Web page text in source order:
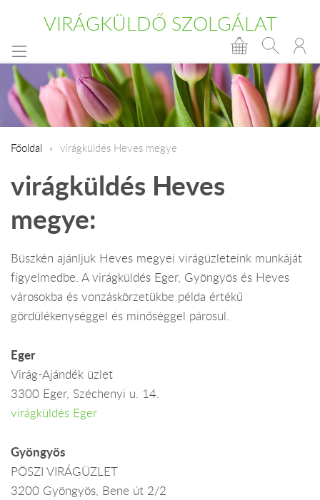
VIRÁGKÜLDŐ SZOLGÁLAT
Főoldal virágküldés Heves megye
virágküldés Heves
megye:
Büszkén ajánljuk Heves megyei virágüzleteink munkáját
figyelmedbe. A virágküldés Eger, Gyöngyös és Heves
városokba és vonzáskörzetükbe példa értékű
gördülékenységgel és minőséggel párosul.
Eger
Virág-Ajándék üzlet
3300 Eger, Széchenyi u. 14.
virágküldés Eger
Gyöngyös
PÖSZI VIRÁGÜZLET
3200 Gyöngyös, Bene út 2/2